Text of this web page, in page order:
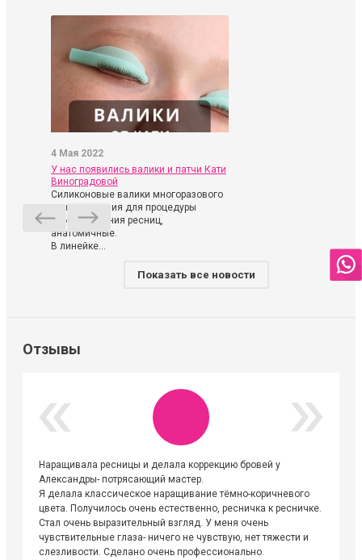
4 Мая 2022
У нас появились валики и патчи Кати
Виноградовой
Силиконовые валики многоразового
использования для процедуры
ламинирования ресниц,
анатомичные.
В линейке...
Показать все новости
Отзывы
Наращивала ресницы и делала коррекцию бровей у
Александры- потрясающий мастер.
Я делала классическое наращивание тёмно-коричневого
цвета. Получилось очень естественно, ресничка к ресничке.
Стал очень выразительный взгляд. У меня очень
чувствительные глаза- ничего не чувствую, нет тяжести и
слезливости. Сделано очень профессионально.